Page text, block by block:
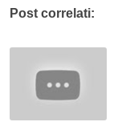
Post correlati: